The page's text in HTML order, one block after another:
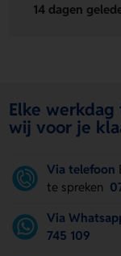
14 dagen
Elke werkdag
wij voor je
Via telefoon
te spreken
Via
745 109